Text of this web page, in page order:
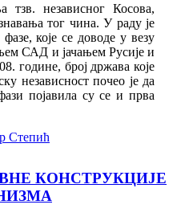
тзв. независног Косова,
тог чина. У раду је
које се доводе у везу
САД и јачањем Русије и
године, број држава које
независност почео је да
појавила су се и прва
Степић
КОНСТРУКЦИЈЕ